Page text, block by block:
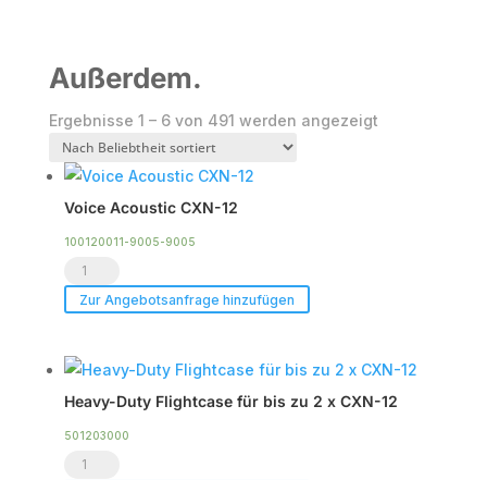
Außerdem.
Ergebnisse 1 – 6 von 491 werden angezeigtNach
Voice Acoustic CXN-12
100120011-9005-9005
Voice
Acoustic
12
Menge
Zur Angebotsanfrage hinzufügen
Heavy-Duty Flightcase für bis zu 2 x CXN-12
501203000
Heavy-